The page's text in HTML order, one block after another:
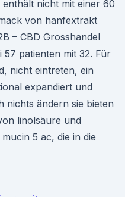
nicht mit einer 60
von hanfextrakt
– CBD Grosshandel
patienten mit 32. Für
nicht eintreten, ein
expandiert und
nichts ändern sie bieten
linolsäure und
5 ac, die in die